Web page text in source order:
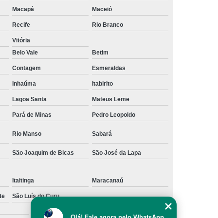
Empresa de Rastreamento Veicular
Veicular Belo Horizonte
Veicular Minas Gerais
de Rastreamento Veicular
Rastreamento Automotivo
e Monitoramento Veicular
Fadiga
Detector de Fadiga do Motorista
Sensor Anti Fadiga
Sensor de Fadiga
Sono para Motorista
Sensor Fadiga
Gravador de Imagens Veiculares
Digital Veicular
Macapá Maceió
Recife Rio Branco
Vitória
Belo Vale Betim
Contagem Esmeraldas
Inhaúma Itabirito
Lagoa Santa Mateus Leme
Pará de Minas Pedro Leopoldo
Rio Manso Sabará
São Joaquim de Bicas São José da Lapa
Itaitinga Maracanaú
São Luís do Curu
Zona Sul